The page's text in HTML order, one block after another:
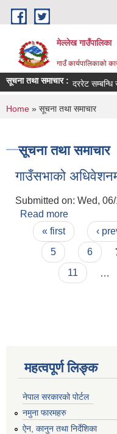
Skip to main content
मेल्लेख गाउँपालिका
गाउँ कार्यपालिकाको
सूचना तथा समाचार :दररेट सम्बन्धि सूचना
You are here
Home » सूचना तथा समाचार
सूचना तथा समाचार
गाउँसभाको
Submitted on: Wed,
Read more
Pages
« first ‹
5
6
11
महत्वपूर्ण लिङ्क
नेपाल सरकारको पोर्टल
नमुना फारमहरु
ऐन, कानुन तथा निर्देशिका